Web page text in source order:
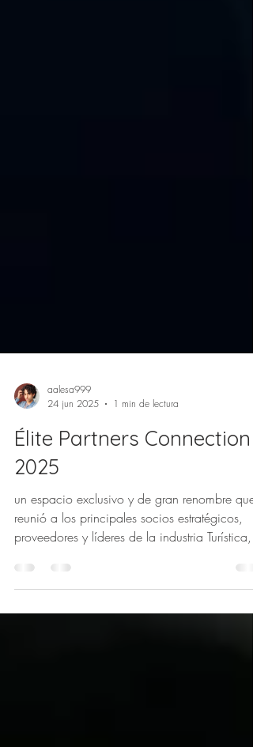
aalesa999
24 jun 2025
1 min de lectura
Élite Partners Connection
2025
un espacio exclusivo y de gran renombre que
reunió a los principales socios estratégicos,
turismo corporativo.